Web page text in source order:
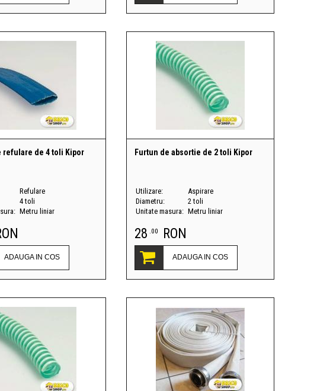
refulare de 4 toli Kipor
Refulare
4 toli
Metru liniar
ADAUGA IN COS
Furtun de absortie de 2 toli Kipor
Utilizare:
Aspirare
Diametru:
2 toli
Unitate masura: Metru liniar
28 .00 RON
ADAUGA IN COS